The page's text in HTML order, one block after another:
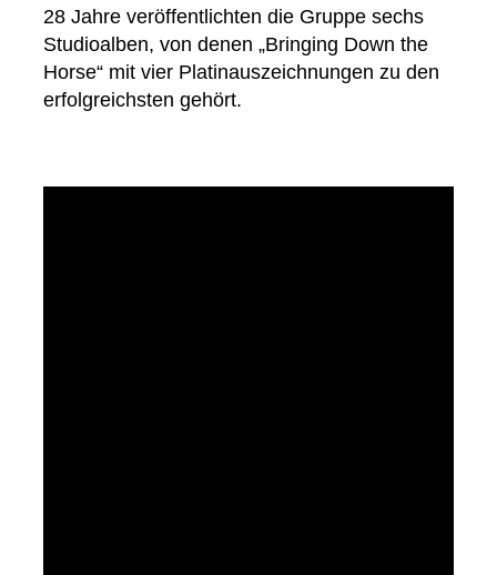
28 Jahre veröffentlichten die Gruppe sechs
Studioalben, von denen „Bringing Down the
Horse“ mit vier Platinauszeichnungen zu den
erfolgreichsten gehört.